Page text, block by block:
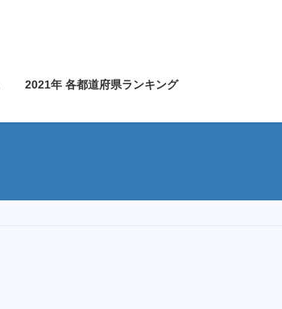
2021年 各都道府県ランキング